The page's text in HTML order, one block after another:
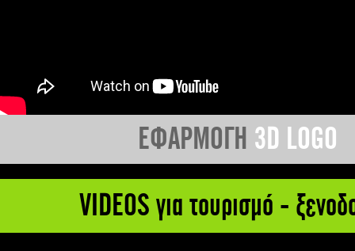
ΕΦΑΡΜΟΓΗ 3D LOGO
VIDEOS για τουρισμό -